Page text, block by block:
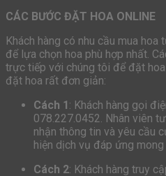
CÁC BƯỚC ĐẶT HOA ONLINE
Khách hàng có nhu cầu mua
để lựa chọn hoa phù hợp nhất.
trực tiếp với chúng tôi để đặt
đặt hoa rất đơn giản:
Cách 1 : Khách hàng gọi
078.227.0452. Nhân viên
nhận thông tin và yêu cầu
hiện dịch vụ đáp ứng
Cách 2: Khách hàng truy